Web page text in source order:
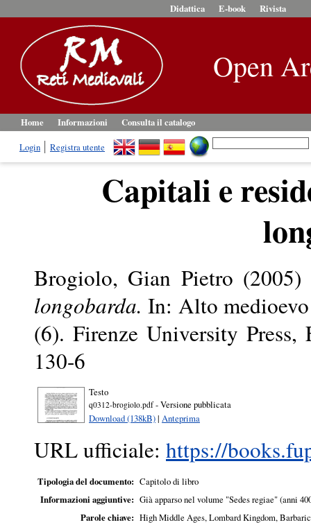
Didattica E-book Rivista
Open
Home Informazioni
Consulta il catalogo
Login
Registra utente
Capitali e
Brogiolo, Gian Pietro (2005)
longobarda. In: Alto
(6). Firenze University
130-6
Testo
q0312-brogiolo.pdf- Versione pubblicata
Download (138kB)| Anteprima
URL ufficiale: https://
Tipologia del documento: Capitolo di libro
Informazioni aggiuntive: Già apparso nel volume "Sedes regiae" (anni
Parole chiave: High Middle Ages, Lombard Kingdom,